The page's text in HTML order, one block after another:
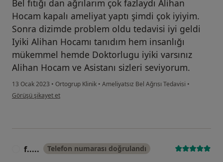
Bel fıtığı dan ağrılarım çok fazlaydı Alihan
Hocam kapalı ameliyat yaptı şimdi çok iyiyim.
Sonra dizimde problem oldu tedavisi iyi geldi
Iyiki Alihan Hocamı tanıdım hem insanlığı
mükemmel hemde Doktorlugu iyiki varsınız
Alihan Hocam ve Asistanı sizleri seviyorum.
13 Ocak 2023 • Ortogrup Klinik • Ameliyatsız Bel Ağrısı Tedavisi •
kullanıcının görüşüne göre c.....
Görüşü şikayet et
f..... Telefon numarası doğrulandı